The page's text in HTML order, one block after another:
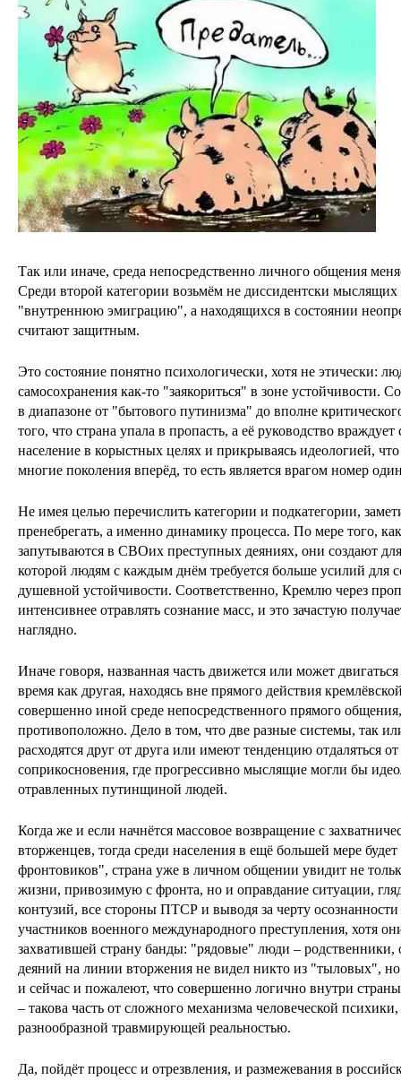
Так или иначе, среда непосредственно личного общения
Среди второй категории возьмём не диссидентски
"внутреннюю эмиграцию", а находящихся в состоянии
считают защитным.
Это состояние понятно психологически, хотя не этически:
самосохранения как-то "заякориться" в зоне устойчивости.
в диапазоне от "бытового путинизма" до вполне
того, что страна упала в пропасть, а её руководство
население в корыстных целях и прикрываясь идеологией,
многие поколения вперёд, то есть является врагом номер
Не имея целью перечислить категории и подкатегории,
пренебрегать, а именно динамику процесса. По мере того,
запутываются в СВОих преступных деяниях, они создают
которой людям с каждым днём требуется больше усилий для
душевной устойчивости. Соответственно, Кремлю через
интенсивнее отравлять сознание масс, и это зачастую
наглядно.
Иначе говоря, названная часть движется или может
время как другая, находясь вне прямого действия
совершенно иной среде непосредственного прямого общения,
противоположно. Дело в том, что две разные системы, так
расходятся друг от друга или имеют тенденцию отдаляться
соприкосновения, где прогрессивно мыслящие могли бы
отравленных путинщиной людей.
Когда же и если начнётся массовое возвращение с
вторженцев, тогда среди населения в ещё большей мере
фронтовиков", страна уже в личном общении увидит не
жизни, привозимую с фронта, но и оправдание ситуации,
контузий, все стороны ПТСР и выводя за черту
участников военного международного преступления, хотя
захватившей страну банды: "рядовые" люди – родственники,
деяний на линии вторжения не видел никто из "тыловых", но
и сейчас и пожалеют, что совершенно логично внутри
– такова часть от сложного механизма человеческой
разнообразной травмирующей реальностью.
Да, пойдёт процесс и отрезвления, и размежевания в